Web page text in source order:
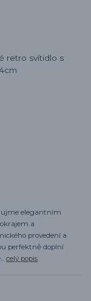
elegantním
a
provedení a
perfektně doplní
celý popis